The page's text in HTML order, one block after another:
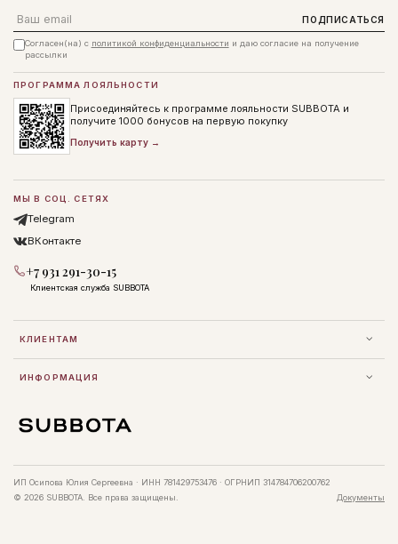
Email ПОДПИСАТЬСЯ
Согласен(на) с политикой конфиденциальности и даю согласие на получение
рассылки
КЛИЕНТАМ
ИНФОРМАЦИЯ
ПРОГРАММА ЛОЯЛЬНОСТИ
Присоединяйтесь к программе лояльности SUBBOTA и
получите 1000 бонусов на первую покупку
Получить карту →
МЫ В СОЦ. СЕТЯХ
Telegram
ВКонтакте
+7 931 291-30-15
Клиентская служба SUBBOTA
ИП Осипова Юлия Сергеевна · ИНН 781429753476 · ОГРНИП 314784706200762
© 2026 SUBBOTA. Все права защищены.
Документы